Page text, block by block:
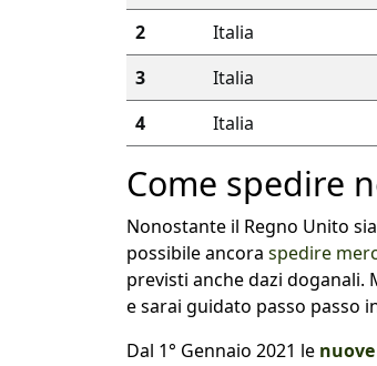
2
Italia
3
Italia
4
Italia
Come spedire
Nonostante il Regno Unito
possibile ancora spedire
previsti anche dazi
e sarai guidato passo passo
Dal 1° Gennaio 2021 le